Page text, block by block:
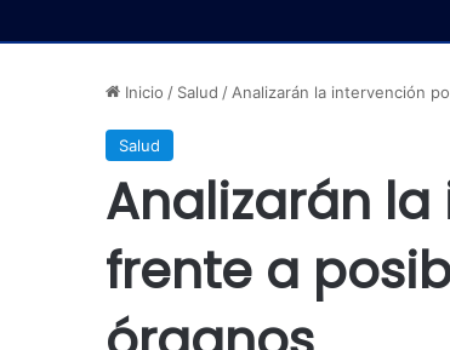
Inicio / Salud / Analizarán la intervención
Salud
Analizarán
frente a